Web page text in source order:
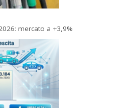
mercato a +3,9%